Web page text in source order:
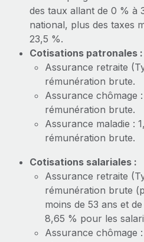
En savoir plus
des taux allant de 0 % à
national, plus des taxes
23,5 %.
Cotisations patronales :
Assurance retraite
rémunération brute.
Assurance chômage
rémunération brute.
Assurance maladie :
rémunération brute.
Cotisations salariales :
Assurance retraite
rémunération brute
moins de 53 ans et
8,65 % pour les
Assurance chômage